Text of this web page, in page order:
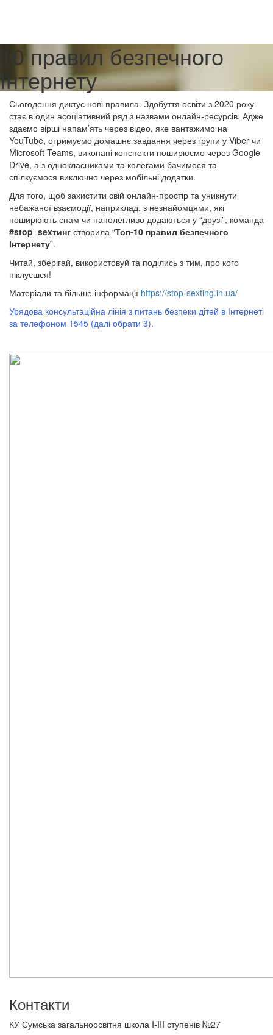
10 правил безпечного
Інтернету
Сьогодення диктує нові правила. Здобуття освіти з 2020 року
стає в один асоціативний ряд з назвами онлайн-ресурсів. Адже
здаємо вірші напам’ять через відео, яке вантажимо на
YouTube, отримуємо домашнє завдання через групи у Viber чи
Microsoft Teams, виконані конспекти поширюємо через Google
Drive, а з однокласниками та колегами бачимося та
спілкуємося виключно через мобільні додатки.
Для того, щоб захистити свій онлайн-простір та уникнути
небажаної взаємодії, наприклад, з незнайомцями, які
поширюють спам чи наполегливо додаються у “друзі”, команда
#stop_sexтинг створила “Топ-10 правил безпечного
Інтернету”.
Читай, зберігай, використовуй та поділись з тим, про кого
піклуєшся!
Матеріали та більше інформації https://stop-sexting.in.ua/
Урядова консультаційна лінія з питань безпеки дітей в Інтернеті
за телефоном 1545 (далі обрати 3).
Контакти
КУ Сумська загальноосвітня школа I-III ступенів №27